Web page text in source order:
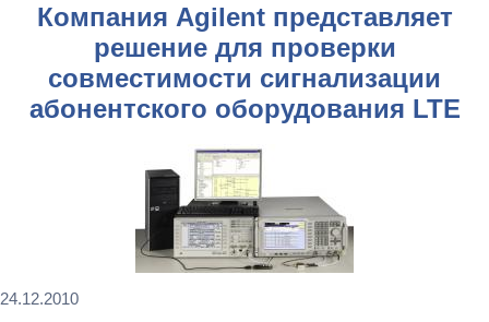
Компания Agilent представляет
решение для проверки
совместимости сигнализации
абонентского оборудования LTE
24.12.2010